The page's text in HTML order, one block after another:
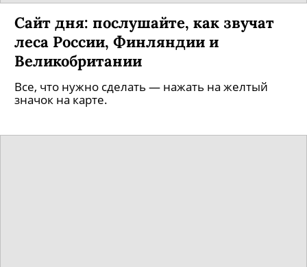
Сайт дня: послушайте, как звучат
леса России, Финляндии и
Великобритании
Все, что нужно сделать — нажать на желтый
значок на карте.